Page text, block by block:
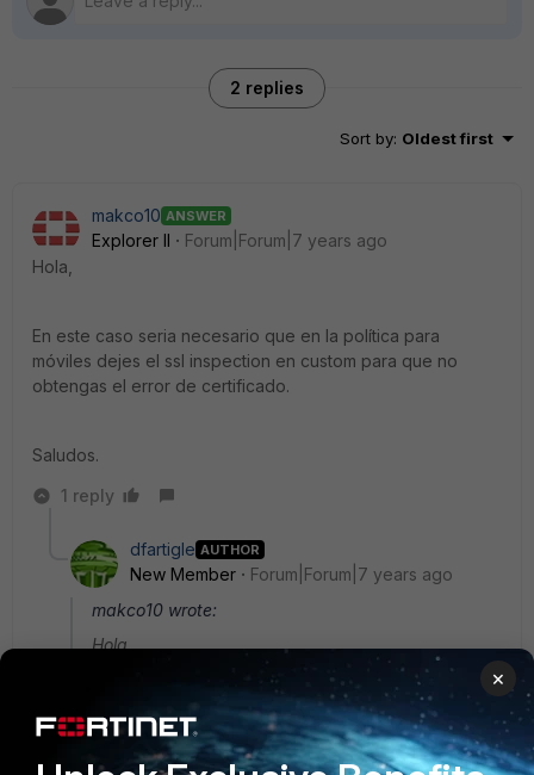
2 replies
Sort by: Oldest first
makco10 ANSWER
Explorer II
Forum|Forum|7 years ago
Hola,
En este caso seria necesario que en la política para
móviles dejes el ssl inspection en custom para que no
obtengas el error de certificado.
Saludos.
1 reply
dfartigle AUTHOR
New Member
Forum|Forum|7 years ago
makco10 wrote:
Hola,
En este caso seria necesario que en la política para
móviles dejes el ssl inspection en custom para que
no obtengas el error de certificado.
×